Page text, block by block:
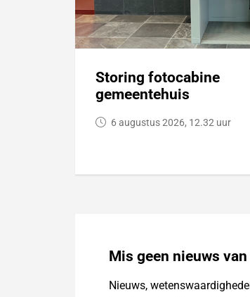
Storing fotocabine
gemeentehuis
6 augustus 2026, 12.32 uur
Mis geen nieuws
Nieuws,